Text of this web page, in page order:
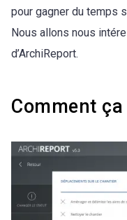
pour gagner du temps
Nous allons nous
d’ArchiReport.
Comment